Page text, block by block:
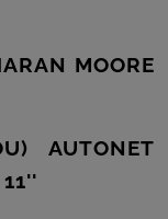
MOORE
AUTONET